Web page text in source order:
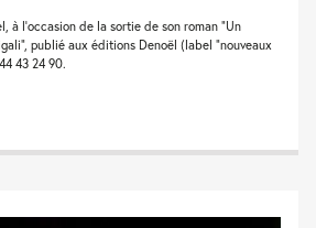
à l’occasion de la sortie de son roman “Un
publié aux éditions Denoël (label “nouveaux
43 24 90.